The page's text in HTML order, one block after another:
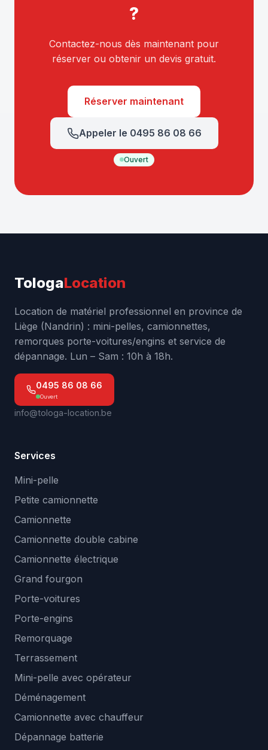
?
Contactez-nous dès maintenant pour
réserver ou obtenir un devis gratuit.
Réserver maintenant
Appeler le 0495 86 08 66
Ouvert
TologaLocation
Location de matériel professionnel en province de
Liège (Nandrin) : mini-pelles, camionnettes,
remorques porte-voitures/engins et service de
dépannage. Lun – Sam : 10h à 18h.
0495 86 08 66
Ouvert
info@tologa-location.be
Services
Mini-pelle
Petite camionnette
Camionnette
Camionnette double cabine
Camionnette électrique
Grand fourgon
Porte-voitures
Porte-engins
Remorquage
Terrassement
Mini-pelle avec opérateur
Déménagement
Camionnette avec chauffeur
Dépannage batterie